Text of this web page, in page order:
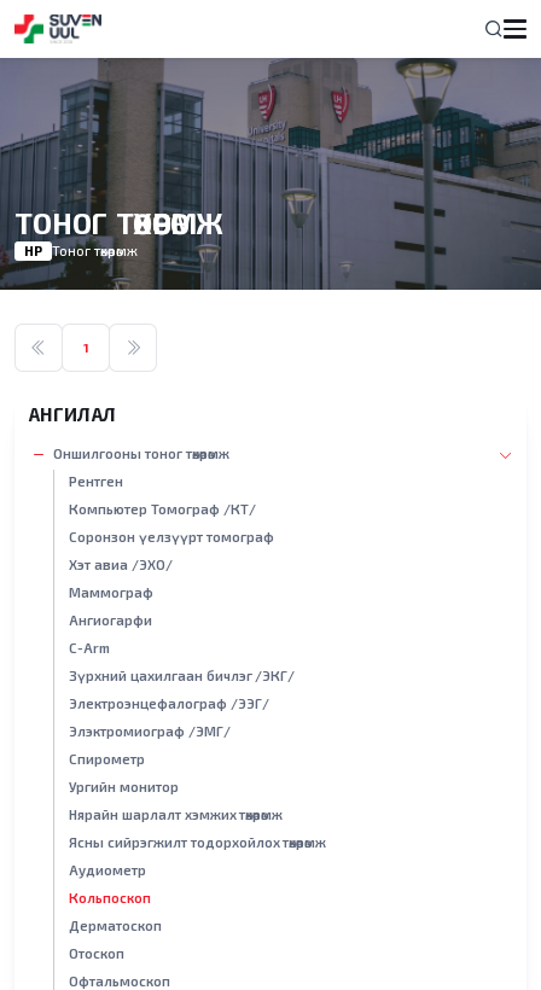
ТОНОГ ТӨХӨӨРӨМЖ
НҮҮР Тоног төхөөрөмж
1
АНГИЛАЛ
Оншилгооны тоног төхөөрөмж
Рентген
Компьютер Томограф /КТ/
Соронзон үелзүүрт томограф
Хэт авиа /ЭХО/
Маммограф
Ангиогарфи
С-Arm
Зүрхний цахилгаан бичлэг /ЭКГ/
Электроэнцефалограф /ЭЭГ/
Элэктромиограф /ЭМГ/
Спирометр
Ургийн монитор
Нярайн шарлалт хэмжих төхөөрөмж
Ясны сийрэгжилт тодорхойлох төхөөрөмж
Аудиометр
Кольпоскоп
Дерматоскоп
Отоскоп
Офтальмоскоп